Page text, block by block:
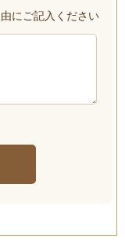
にご記入ください